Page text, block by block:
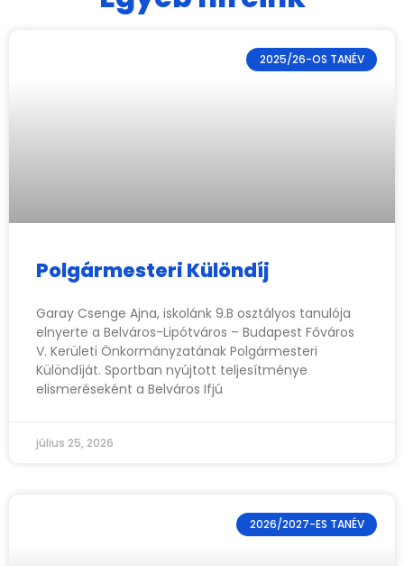
2025/26-OS TANÉV
Polgármesteri Különdíj
Garay Csenge Ajna, iskolánk 9.B osztályos tanulója
elnyerte a Belváros-Lipótváros – Budapest Főváros
V. Kerületi Önkormányzatának Polgármesteri
Különdíját. Sportban nyújtott teljesítménye
elismeréseként a Belváros Ifjú
július 25, 2026
2026/2027-ES TANÉV